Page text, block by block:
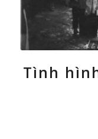
Tình